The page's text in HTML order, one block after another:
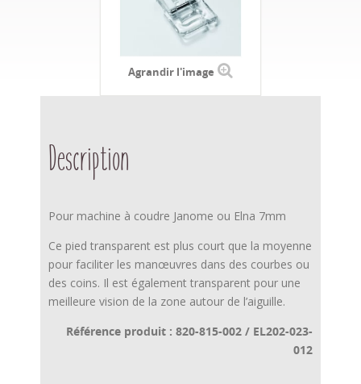
Agrandir l'image
Description
Pour machine à coudre Janome ou Elna 7mm
Ce pied transparent est plus court que la moyenne
pour faciliter les manœuvres dans des courbes ou
des coins. Il est également transparent pour une
meilleure vision de la zone autour de l’aiguille.
Référence produit : 820-815-002 / EL202-023-
012